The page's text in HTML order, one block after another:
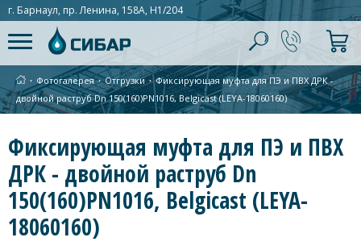
г. Барнаул, пр. Ленина, 158А, Н1/204
∙ Фотогалерея ∙Отгрузки ∙ Фиксирующая муфта для ПЭ и ПВХ ДРК -
двойной раструб Dn 150(160)PN1016, Belgicast (LEYA-18060160)
Фиксирующая муфта для ПЭ и ПВХ
ДРК - двойной раструб Dn
150(160)PN1016, Belgicast (LEYA-
18060160)